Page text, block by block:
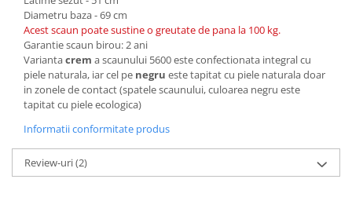
Diametru baza - 69 cm
Acest scaun poate sustine o greutate de pana la 100 kg.
Garantie scaun birou: 2 ani
Variantacrem a scaunului 5600 este confectionata integral cu
piele naturala, iar cel pe negru este tapitat cu piele naturala doar
in zonele de contact (spatele scaunului, culoarea negru este
tapitat cu piele ecologica)
Informatii conformitate produs
Review-uri(2)